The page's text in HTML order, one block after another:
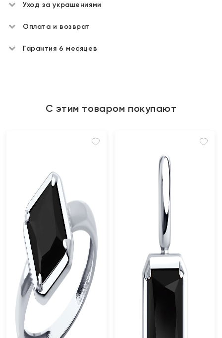
Уход за украшениями
Оплата и возврат
Гарантия 6 месяцев
С этим товаром покупают